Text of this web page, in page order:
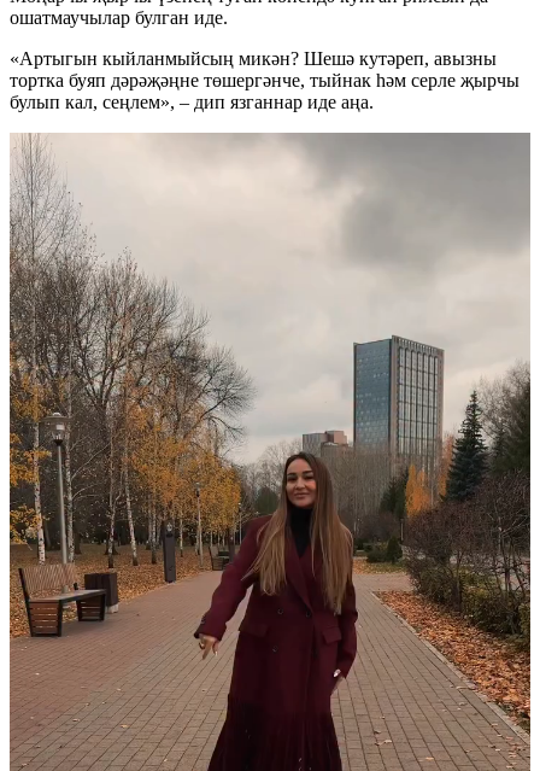
ошатмаучылар булган иде.
«Артыгын кыйланмыйсың микән? Шешә кутәреп, авызны
тортка буяп дәрәҗәңне төшергәнче, тыйнак һәм серле җырчы
булып кал, сеңлем», – дип язганнар иде аңа.